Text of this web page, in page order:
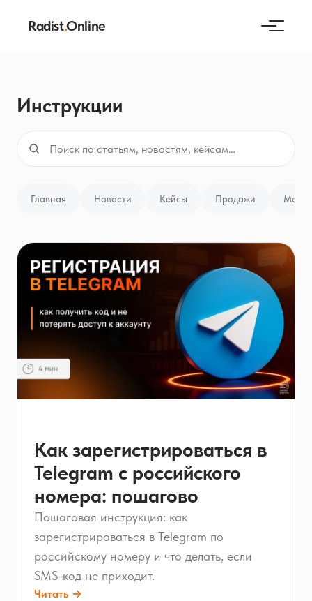
Radist.Online
Инструкции
Главная Новости Кейсы Продажи
Как зарегистрироваться в
Telegram с российского
номера: пошагово
Пошаговая инструкция: как
зарегистрироваться в Telegram по
российскому номеру и что делать, если
SMS-код не приходит.
Читать →